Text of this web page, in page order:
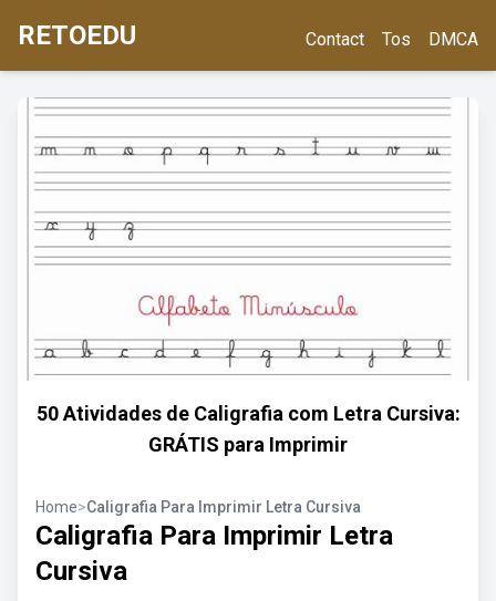
RETOEDU Contact Tos DMCA
50 Atividades de Caligrafia com Letra Cursiva:
GRÁTIS para Imprimir
Home>Caligrafia Para Imprimir Letra Cursiva
Caligrafia Para Imprimir Letra
Cursiva